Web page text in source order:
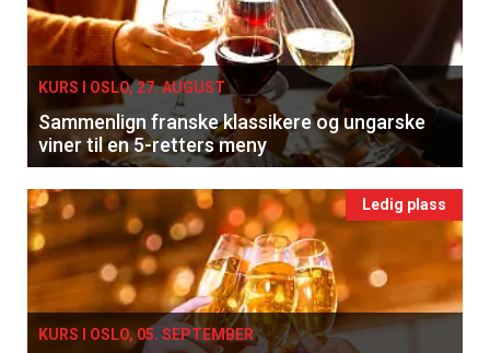
KURS I OSLO, 27. AUGUST
Sammenlign franske klassikere og ungarske
viner til en 5-retters meny
Ledig plass
KURS I OSLO, 05. SEPTEMBER